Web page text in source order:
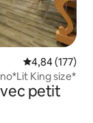
Évaluation
4,84 (177)
King size*
petit